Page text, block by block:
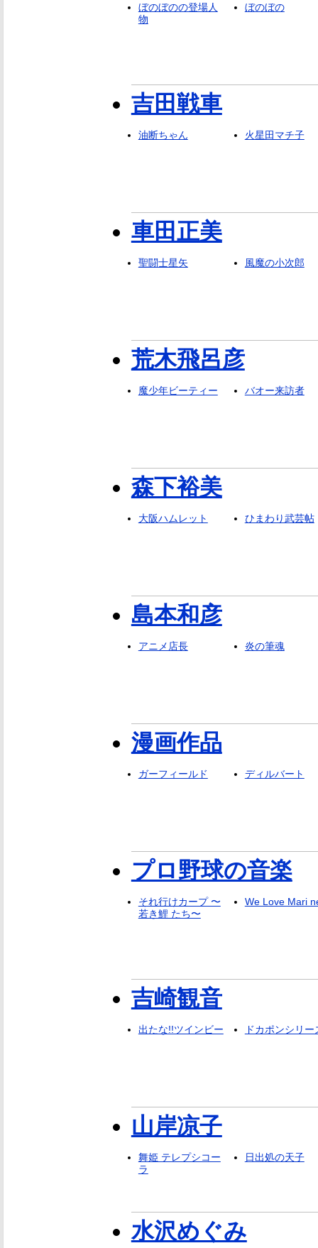
ぼのぼのの登場人
物
ぼのぼの
吉田戦車
油断ちゃん 火星田マチ子
車田正美
聖闘士星矢 風魔の小次郎
荒木飛呂彦
魔少年ビーティー バオー来訪者
森下裕美
大阪ハムレット ひまわり武芸帖
島本和彦
アニメ店長 炎の筆魂
漫画作品
ガーフィールド ディルバート
プロ野球の音楽
それ行けカープ 〜
若き鯉 たち〜
We Love Mari
吉崎観音
出たな!!ツインビー ドカポンシリー
山岸凉子
舞姫 テレプシコー
ラ
日出処の天子
水沢めぐみ